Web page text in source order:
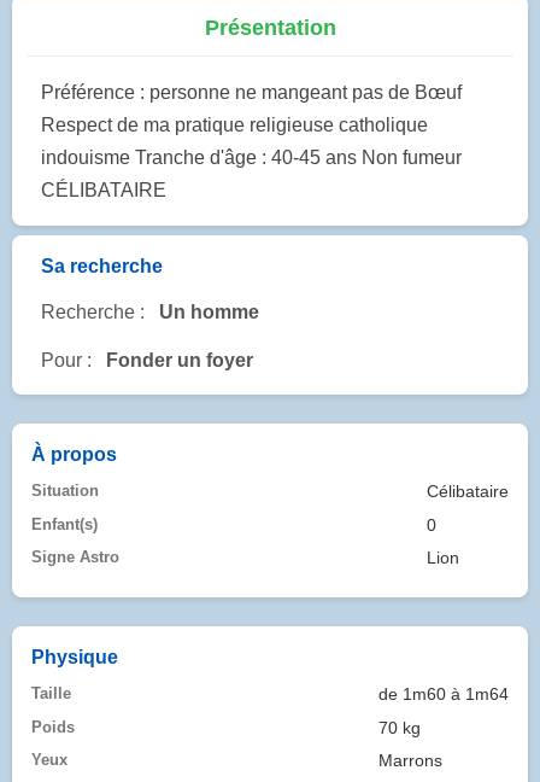
Présentation
Préférence : personne ne mangeant pas de Bœuf
Respect de ma pratique religieuse catholique
indouisme Tranche d'âge : 40-45 ans Non fumeur
CÉLIBATAIRE
Sa recherche
Recherche : Un homme
Pour : Fonder un foyer
À propos
Situation Célibataire
Enfant(s) 0
Signe Astro Lion
Physique
Taille de 1m60 à 1m64
Poids 70 kg
Yeux Marrons